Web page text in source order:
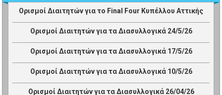
Ορισμοί Διαιτητών για το Final Four Κυπέλλου Αττικής
Ορισμοί Διαιτητών για τα Διασυλλογικά 24/5/26
Ορισμοί Διαιτητών για τα Διασυλλογικά 17/5/26
Ορισμοί Διαιτητών για τα Διασυλλογικά 10/5/26
Ορισμοί Διαιτητών για τα Διασυλλογικά 26/04/26